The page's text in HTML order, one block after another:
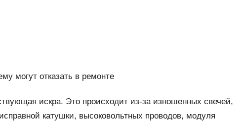
могут отказать в ремонте
искра. Это происходит из-за изношенных свечей,
катушки, высоковольтных проводов, модуля